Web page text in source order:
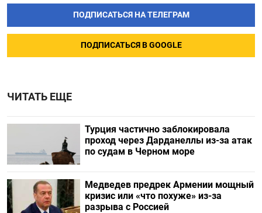
ПОДПИСАТЬСЯ НА ТЕЛЕГРАМ
ПОДПИСАТЬСЯ В GOOGLE
ЧИТАТЬ ЕЩЕ
Турция частично заблокировала
проход через Дарданеллы из-за атак
по судам в Черном море
Медведев предрек Армении мощный
кризис или «что похуже» из-за
разрыва с Россией